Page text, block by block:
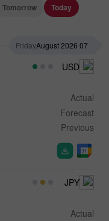
Today
Tomorrow
07 August 2026
Friday
USD
Actual
Forecast
Previous
JPY
Actual